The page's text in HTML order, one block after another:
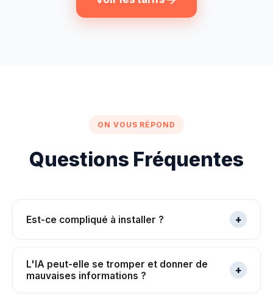
ON VOUS RÉPOND
Questions Fréquentes
Est-ce compliqué à installer ? +
L'IA peut-elle se tromper et donner de
mauvaises informations ?
+